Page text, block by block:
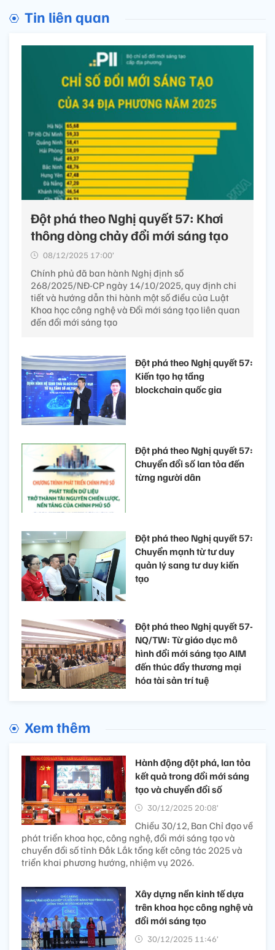
Tin liên quan
Đột phá theo Nghị quyết 57: Khơi
thông dòng chảy đổi mới sáng tạo
08/12/2025 17:00’
Chính phủ đã ban hành Nghị định số
268/2025/NĐ-CP ngày 14/10/2025, quy định chi
tiết và hướng dẫn thi hành một số điều của Luật
Khoa học công nghệ và Đổi mới sáng tạo liên quan
đến đổi mới sáng tạo
Đột phá theo Nghị quyết 57:
Kiến tạo hạ tầng
blockchain quốc gia
Đột phá theo Nghị quyết 57:
Chuyển đổi số lan tỏa đến
từng người dân
Đột phá theo Nghị quyết 57:
Chuyển mạnh từ tư duy
quản lý sang tư duy kiến
tạo
Đột phá theo Nghị quyết 57-
NQ/TW: Từ giáo dục mô
hình đổi mới sáng tạo AIM
đến thúc đẩy thương mại
hóa tài sản trí tuệ
Xem thêm
Hành động đột phá, lan tỏa
kết quả trong đổi mới sáng
tạo và chuyển đổi số
30/12/2025 20:08’
Chiều 30/12, Ban Chỉ đạo về
phát triển khoa học, công nghệ, đổi mới sáng tạo và
chuyển đổi số tỉnh Đắk Lắk tổng kết công tác 2025 và
triển khai phương hướng, nhiệm vụ 2026.
Xây dựng nền kinh tế dựa
trên khoa học công nghệ và
đổi mới sáng tạo
30/12/2025 11:46’